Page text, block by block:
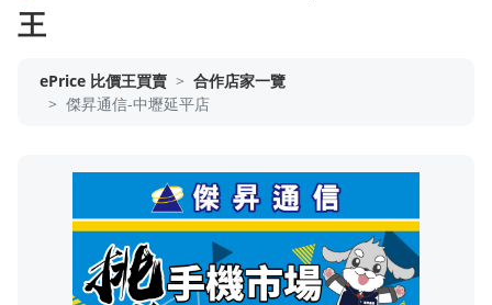
王
ePrice 比價王買賣
合作店家一覽
傑昇通信-中壢延平店